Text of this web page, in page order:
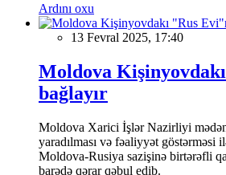
Ardını oxu
13 Fevral 2025, 17:40
Moldova
bağlayır
Moldova Xarici İşlər Nazirliyi
yaradılması və fəaliyyət göstərməsi
Moldova-Rusiya sazişinə birtərəfli
barədə qərar qəbul edib.